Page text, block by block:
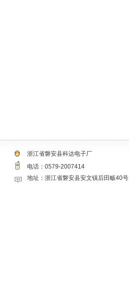
浙江省磐安县科达电子厂
电话：0579-2007414
地址：浙江省磐安县安文镇后田畈40号